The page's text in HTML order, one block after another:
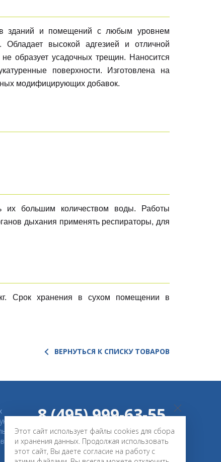
зданий и помещений с любым уровнем
высокой адгезией и отличной
образует усадочных трещин. Наносится
поверхности. Изготовлена на
модифицирующих добавок.
их большим количеством воды. Работы
дыхания применять респираторы, для
Срок хранения в сухом помещении в
ВЕРНУТЬСЯ К СПИСКУ ТОВАРОВ
8 (495) 999-63-55
KOL-MIX.RU@YANDEX.RU
Этот сайт использует файлы cookies для сбора
и хранения данных. Продолжая использовать
этот сайт, Вы даете согласие на работу с